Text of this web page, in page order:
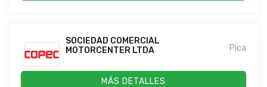
SOCIEDAD COMERCIAL
MOTORCENTER LTDA
Pica
MÁS DETALLES